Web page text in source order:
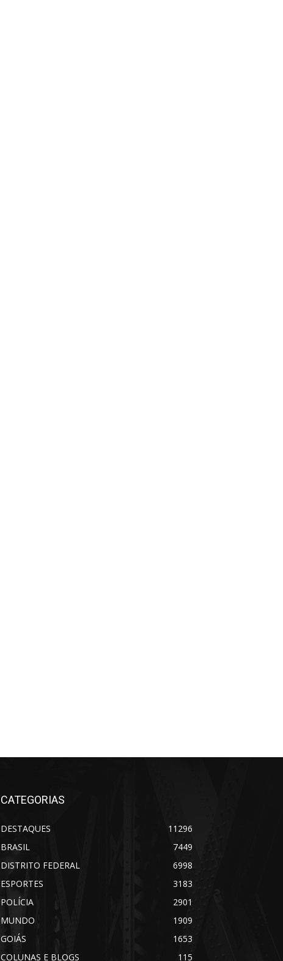
CATEGORIAS
DESTAQUES
11296
BRASIL
7449
DISTRITO FEDERAL
6998
ESPORTES
3183
POLÍCIA
2901
MUNDO
1909
GOIÁS
1653
COLUNAS E BLOGS
115